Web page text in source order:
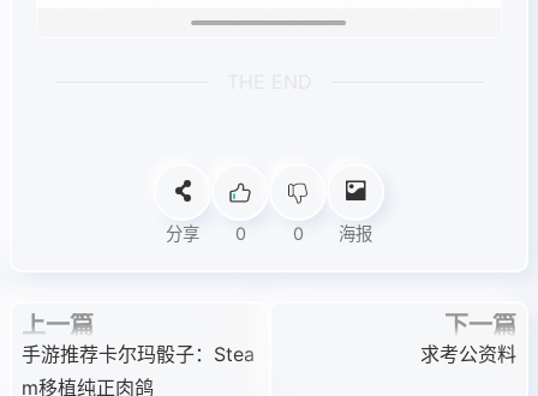
分享 0 0 海报
上一篇
手游推荐卡尔玛骰子：Stea
m移植纯正肉鸽
下一篇
求考公资料